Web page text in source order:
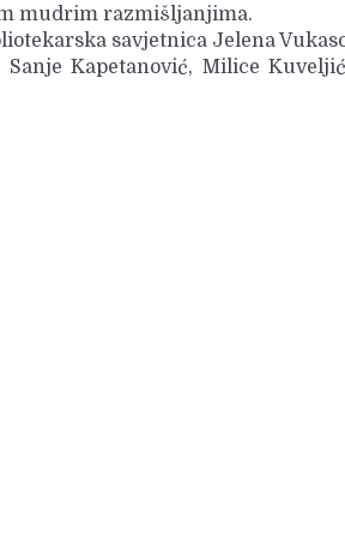
mudrim razmišljanjima.
savjetnica Jelena
Sanje Kapetanović, Milice